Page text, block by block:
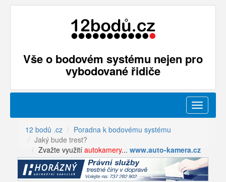
Vše o bodovém systému nejen pro
vybodované řidiče
Menu
12 bodů .cz
Poradna k bodovému systému
Jaký bude trest?
Zvažte využití autokamery... www.auto-kamera.cz